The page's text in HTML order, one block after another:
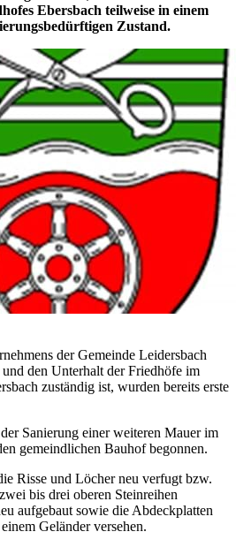
Ebersbach teilweise in einem
Zustand.
der Gemeinde Leidersbach
den Unterhalt der Friedhöfe im
zuständig ist, wurden bereits erste
Sanierung einer weiteren Mauer im
gemeindlichen Bauhof begonnen.
Risse und Löcher neu verfugt bzw.
bis drei oberen Steinreihen
aufgebaut sowie die Abdeckplatten
Geländer versehen.